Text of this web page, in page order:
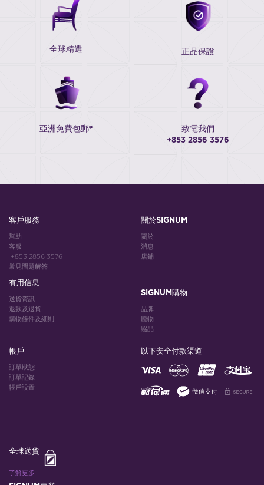
全球精選 正品保證
亞洲免費包郵* 致電我們
+853 2856 3576
客戶服務
幫助
客服
+853 2856 3576
常見問題解答
有用信息
送貨資訊
退款及退貨
購物條件及細則
關於SIGNUM
關於
消息
店鋪
SIGNUM購物
品牌
龐物
綴品
帳戶
訂單狀態
訂單記錄
帳戶設置
以下安全付款渠道
全球送貨
了解更多